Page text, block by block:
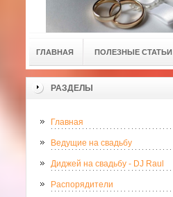
ГЛАВНАЯ ПОЛЕЗНЫЕ СТАТЬИ
РАЗДЕЛЫ
Главная
Ведущие на свадьбу
Диджей на свадьбу - DJ Raul
Распорядители